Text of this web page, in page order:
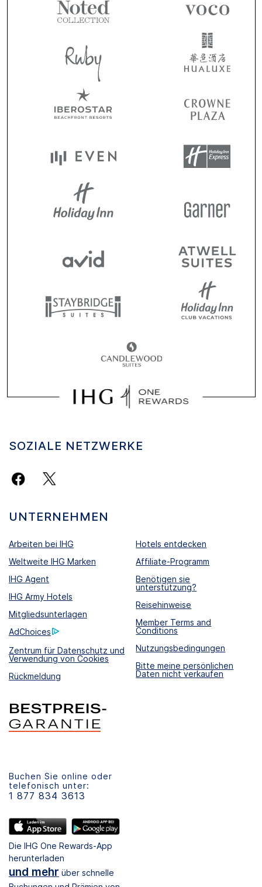
SOZIALE NETZWERKE
UNTERNEHMEN
Arbeiten bei IHG
Hotels entdecken
Weltweite IHG Marken
Affiliate-Programm
IHG Agent
Benötigen sie
unterstützung?
IHG Army Hotels
Reisehinweise
Mitgliedsunterlagen
Member Terms and
Conditions
AdChoices
Nutzungsbedingungen
Zentrum für Datenschutz und
Verwendung von Cookies
Bitte meine persönlichen
Daten nicht verkaufen
Rückmeldung
Buchen Sie online oder
telefonisch unter:
1 877 834 3613
Die IHG One Rewards-App
herunterladen
und mehr über schnelle